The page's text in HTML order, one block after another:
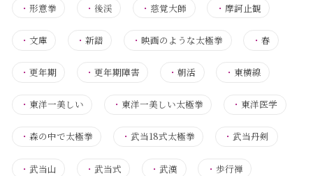
・ 形意拳 ・後渓 ・ 慈覚大師 ・ 摩訶止観
・ 文庫 ・新譜 ・映画のような太極拳 ・ 春
・ 更年期 ・更年期障害 ・朝活 ・ 東横線
・ 東洋一美しい ・ 東洋一美しい太極拳 ・ 東洋医学
・ 森の中で太極拳 ・武当18式太極拳 ・武当丹剣
・ 武当山 ・武当式 ・武漢 ・ 歩行禅